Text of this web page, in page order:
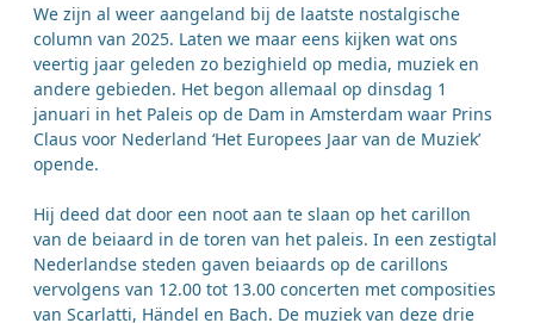
We zijn al weer aangeland bij de laatste nostalgische
column van 2025. Laten we maar eens kijken wat ons
veertig jaar geleden zo bezighield op media, muziek en
andere gebieden. Het begon allemaal op dinsdag 1
januari in het Paleis op de Dam in Amsterdam waar Prins
Claus voor Nederland ‘Het Europees Jaar van de Muziek’
opende.
Hij deed dat door een noot aan te slaan op het carillon
van de beiaard in de toren van het paleis. In een zestigtal
Nederlandse steden gaven beiaards op de carillons
vervolgens van 12.00 tot 13.00 concerten met composities
van Scarlatti, Händel en Bach. De muziek van deze drie